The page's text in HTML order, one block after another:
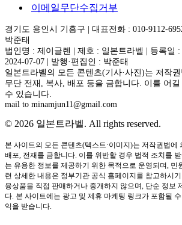
이메일무단수집거부
경기도 용인시 기흥구 | 대표전화 : 010-9112-
박준태
법인명 : 제이글렌 | 제호 : 일본트라벨 | 등록일 :
2024-07-07 | 발행·편집인 : 박준태
일본트라벨의 모든 콘텐츠(기사·사진)는 저작
무단 전재, 복사, 배포 등을 금합니다. 이를 어
수 있습니다.
mail to minamjun11@gmail.com
© 2026 일본트라벨. All rights reserved.
본 사이트의 모든 콘텐츠(텍스트·이미지)는 저작권법에
배포, 전재를 금합니다. 이를 위반할 경우 법적 조치를
는 유용한 정보를 제공하기 위한 목적으로 운영되며, 민
련 상세한 내용은 정부기관 공식 홈페이지를 참고하시
융상품을 직접 판매하거나 중개하지 않으며, 단순 정보
다. 본 사이트에는 광고 및 제휴 마케팅 링크가 포함될
익을 받습니다.